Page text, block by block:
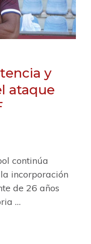
y
ataque
continúa
incorporación
de 26 años
…